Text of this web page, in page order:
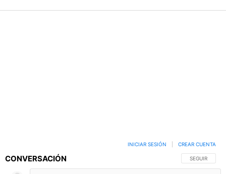
CONVERSACIÓN SIGA ESTA
SEGUIR
INICIAR SESIÓN CREAR CUENTA